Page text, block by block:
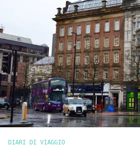
DIARI DI VIAGGIO